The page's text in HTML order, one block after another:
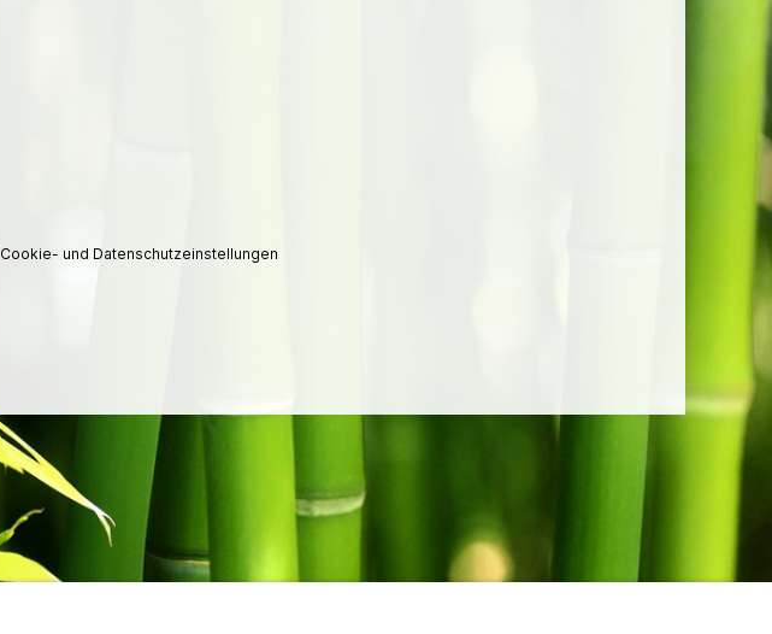
Cookie- und Datenschutzeinstellungen